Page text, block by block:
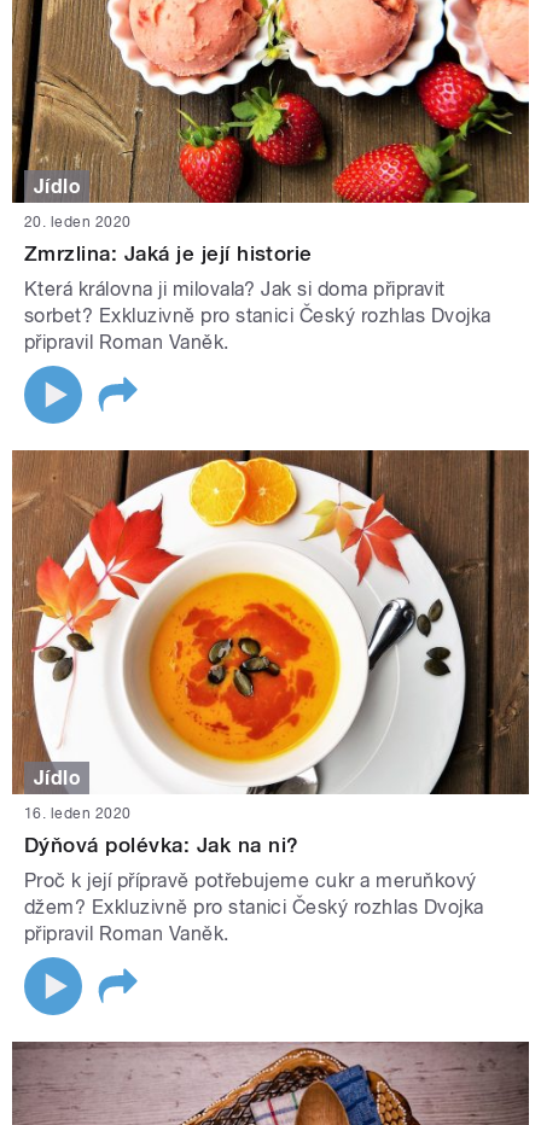
Jídlo
20. leden 2020
Zmrzlina: Jaká je její historie
Která královna ji milovala? Jak si doma připravit
sorbet? Exkluzivně pro stanici Český rozhlas Dvojka
připravil Roman Vaněk.
Jídlo
16. leden 2020
Dýňová polévka: Jak na ni?
Proč k její přípravě potřebujeme cukr a meruňkový
džem? Exkluzivně pro stanici Český rozhlas Dvojka
připravil Roman Vaněk.